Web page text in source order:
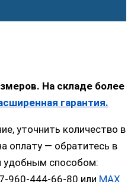
На складе более
гарантия.
уточнить количество в
оплату — обратитесь в
способом:
960-444-66-80 или MAX